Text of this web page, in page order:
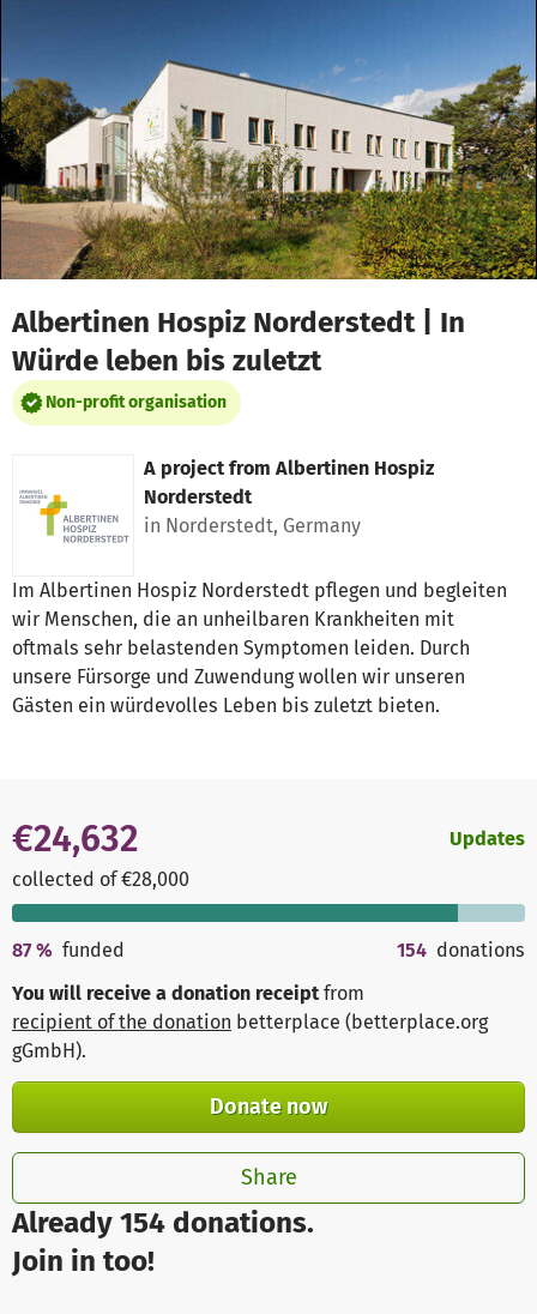
Albertinen Hospiz Norderstedt | In
Würde leben bis zuletzt
Non-profit organisation
A project from Albertinen Hospiz
Norderstedt
in Norderstedt, Germany
Im Albertinen Hospiz Norderstedt pflegen und begleiten
wir Menschen, die an unheilbaren Krankheiten mit
oftmals sehr belastenden Symptomen leiden. Durch
unsere Fürsorge und Zuwendung wollen wir unseren
Gästen ein würdevolles Leben bis zuletzt bieten.
Already 154 donations.
Join in too!
€24,632
collected of €28,000
Updates
87% funded 154 donations
You will receive a donation receipt from
recipient of the donation betterplace (betterplace.org
gGmbH).
Donate now
Share